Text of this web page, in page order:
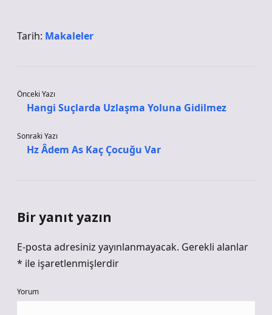
Tarih: Makaleler
Önceki Yazı
Hangi Suçlarda Uzlaşma Yoluna Gidilmez
Sonraki Yazı
Hz Âdem As Kaç Çocuğu Var
Bir yanıt yazın
E-posta adresiniz yayınlanmayacak. Gerekli alanlar
* ile işaretlenmişlerdir
Yorum